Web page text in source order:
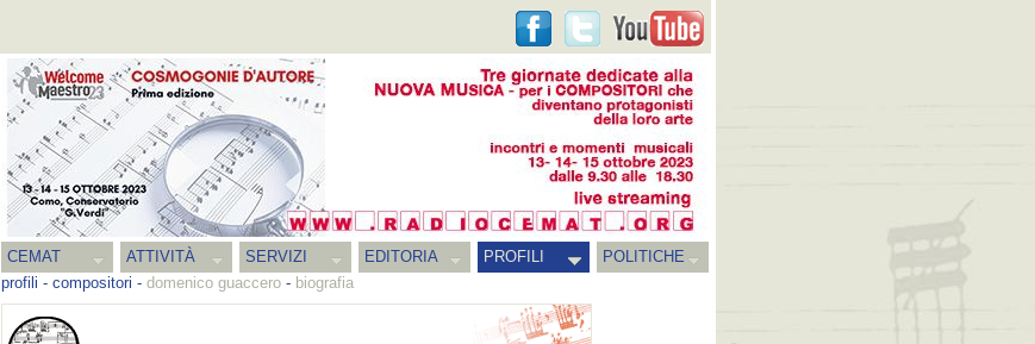
CEMAT ATTIVITÀ SERVIZI EDITORIA PROFILI
POLITICHE
profili - compositori - domenico guaccero - biografia